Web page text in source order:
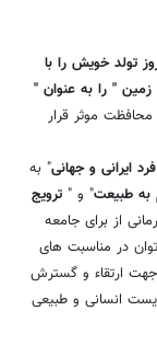
تولد خویش را با
زمین " را به عنوان "
موثر قرار
ایرانی و جهانی" به
به طبیعت" و " ترویج
از برای جامعه
در مناسبت های
ارتقاء و گسترش
انسانی و طبیعی